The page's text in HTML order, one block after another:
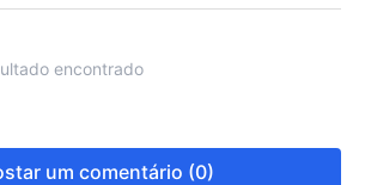
encontrado
um comentário (0)